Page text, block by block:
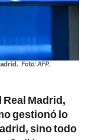
Foto: AFP.
Real Madrid,
gestionó lo
sino todo